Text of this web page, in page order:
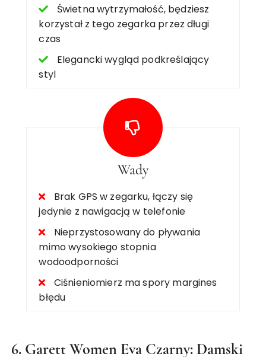
Świetna wytrzymałość, będziesz
korzystał z tego zegarka przez długi
czas
Elegancki wygląd podkreślający
styl
Wady
Brak GPS w zegarku, łączy się
jedynie z nawigacją w telefonie
Nieprzystosowany do pływania
mimo wysokiego stopnia
wodoodporności
Ciśnieniomierz ma spory margines
błędu
6. Garett Women Eva Czarny: Damski